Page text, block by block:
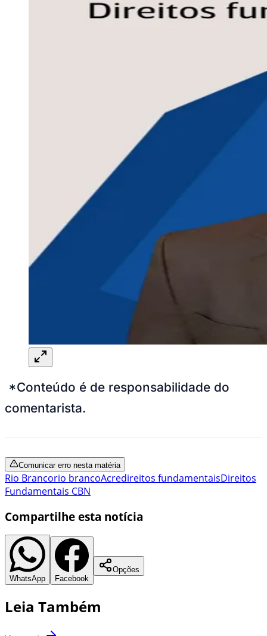
*Conteúdo é de responsabilidade do
comentarista.
Comunicar erro nesta matéria
Rio Brancorio brancoAcredireitos fundamentaisDireitos
Fundamentais CBN
Compartilhe esta notícia
WhatsApp Facebook
Opções
Leia Também